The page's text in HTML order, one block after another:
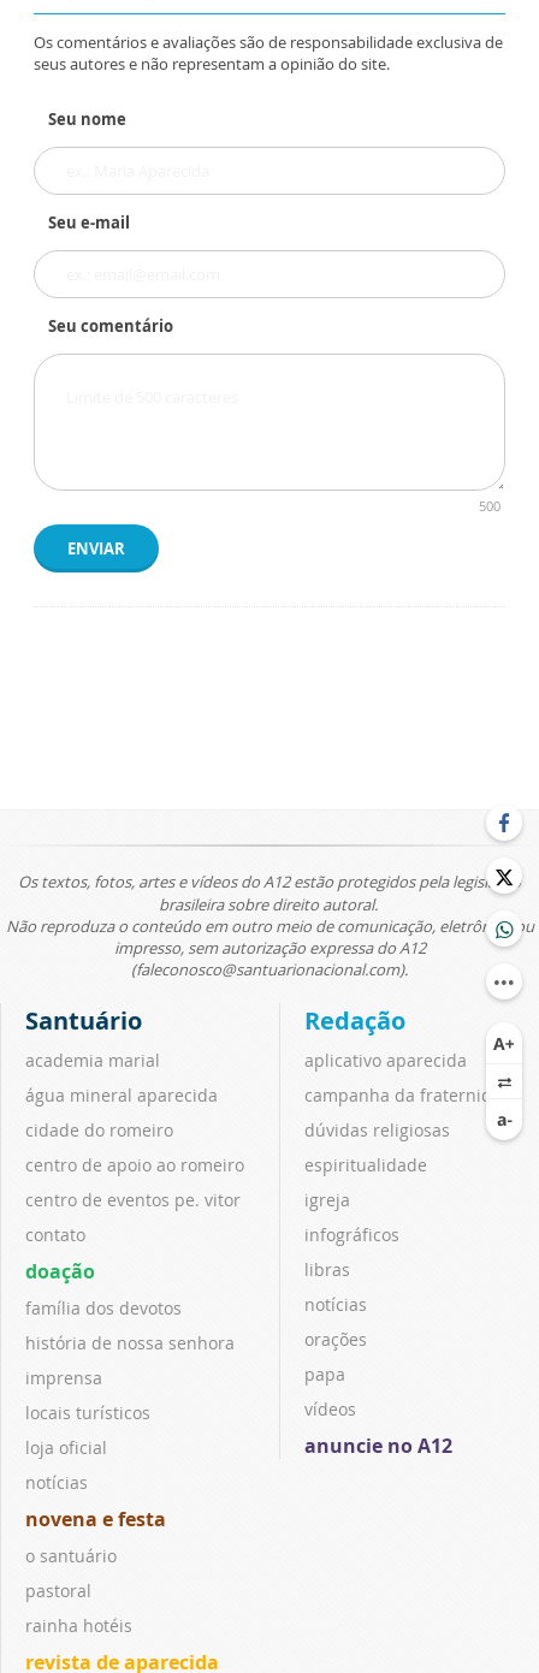
Os comentários e avaliações são de responsabilidade exclusiva de
seus autores e não representam a opinião do site.
Seu nome
Seu e-mail
Seu comentário
500
ENVIAR
Os textos, fotos, artes e vídeos do A12 estão protegidos pela legislação
brasileira sobre direito autoral.
Não reproduza o conteúdo em outro meio de comunicação, eletrônico ou
impresso, sem autorização expressa do A12
(faleconosco@santuarionacional.com).
Santuário
academia marial
água mineral aparecida
cidade do romeiro
centro de apoio ao romeiro
centro de eventos pe. vitor
contato
doação
família dos devotos
história de nossa senhora
imprensa
locais turísticos
loja oficial
notícias
novena e festa
o santuário
pastoral
rainha hotéis
revista de aparecida
Redação
aplicativo aparecida
campanha da fraternidade
dúvidas religiosas
espiritualidade
igreja
infográficos
libras
notícias
orações
papa
vídeos
anuncie no A12